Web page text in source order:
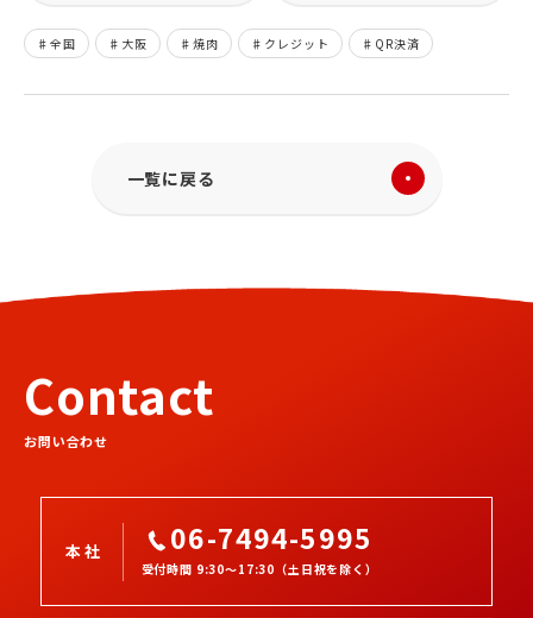
♯全国 ♯大阪 ♯焼肉 ♯クレジット ♯QR決済
一覧に戻る
Contact
お問い合わせ
本社 06-7494-5995
受付時間 9:30～17:30（土日祝を除く）